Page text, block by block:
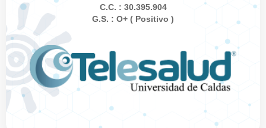
C.C. : 30.395.904
G.S. : O+ ( Positivo )